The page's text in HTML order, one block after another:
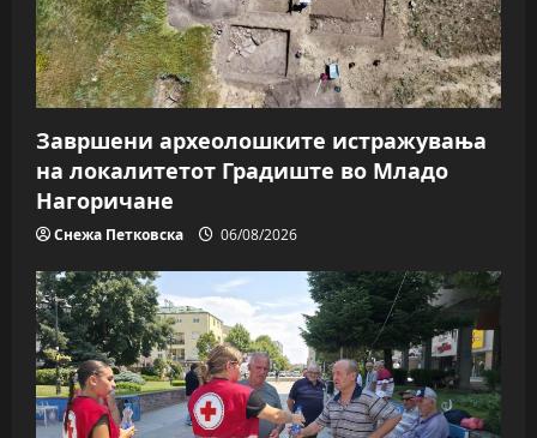
Завршени археолошките истражувања
на локалитетот Градиште во Младо
Нагоричане
Снежа Петковска 06/08/2026